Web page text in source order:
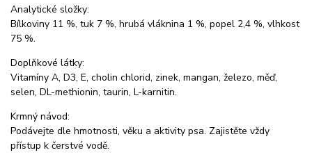
Analytické složky:
Bílkoviny 11 %, tuk 7 %, hrubá vláknina 1 %, popel 2,4 %, vlhkost
75 %.
Doplňkové látky:
Vitamíny A, D3, E, cholin chlorid, zinek, mangan, železo, měď,
selen, DL-methionin, taurin, L-karnitin.
Krmný návod:
Podávejte dle hmotnosti, věku a aktivity psa. Zajistěte vždy
přístup k čerstvé vodě.